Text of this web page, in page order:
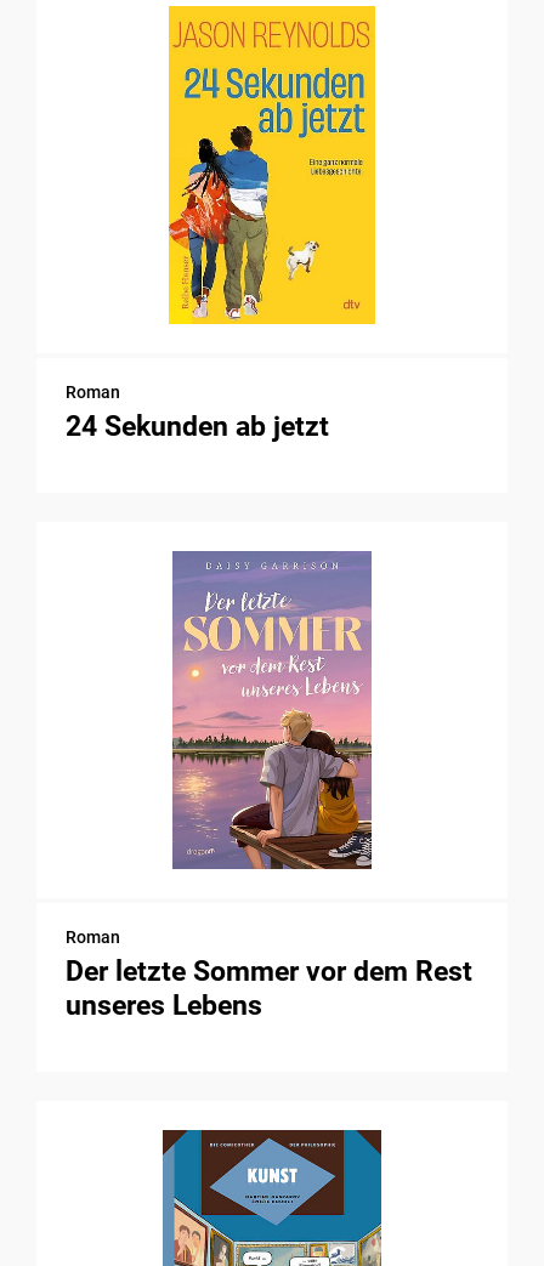
Roman
24 Sekunden ab jetzt
Roman
Der letzte Sommer vor dem Rest
unseres Lebens